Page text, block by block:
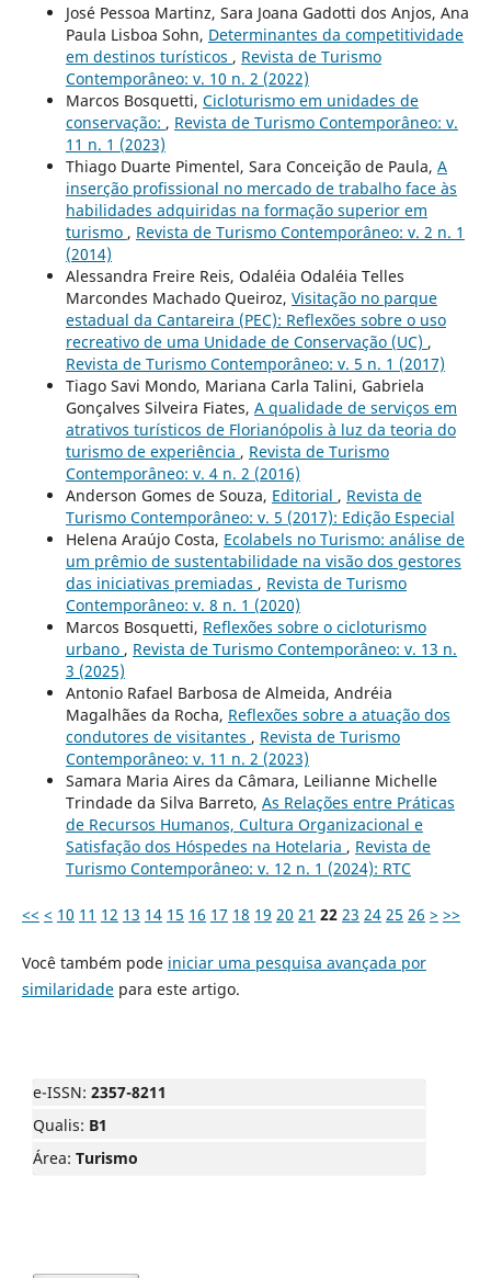
José Pessoa Martinz, Sara Joana Gadotti dos Anjos, Ana
Paula Lisboa Sohn, Determinantes da competitividade
em destinos turísticos , Revista de Turismo
Contemporâneo: v. 10 n. 2 (2022)
Marcos Bosquetti, Cicloturismo em unidades de
conservação: , Revista de Turismo Contemporâneo: v.
11 n. 1 (2023)
Thiago Duarte Pimentel, Sara Conceição de Paula, A
inserção profissional no mercado de trabalho face às
habilidades adquiridas na formação superior em
turismo , Revista de Turismo Contemporâneo: v. 2 n. 1
(2014)
Alessandra Freire Reis, Odaléia Odaléia Telles
Marcondes Machado Queiroz, Visitação no parque
estadual da Cantareira (PEC): Reflexões sobre o uso
recreativo de uma Unidade de Conservação (UC) ,
Revista de Turismo Contemporâneo: v. 5 n. 1 (2017)
Tiago Savi Mondo, Mariana Carla Talini, Gabriela
Gonçalves Silveira Fiates, A qualidade de serviços em
atrativos turísticos de Florianópolis à luz da teoria do
turismo de experiência , Revista de Turismo
Contemporâneo: v. 4 n. 2 (2016)
Anderson Gomes de Souza, Editorial , Revista de
Turismo Contemporâneo: v. 5 (2017): Edição Especial
Helena Araújo Costa, Ecolabels no Turismo: análise de
um prêmio de sustentabilidade na visão dos gestores
das iniciativas premiadas , Revista de Turismo
Contemporâneo: v. 8 n. 1 (2020)
Marcos Bosquetti, Reflexões sobre o cicloturismo
urbano , Revista de Turismo Contemporâneo: v. 13 n.
3 (2025)
Antonio Rafael Barbosa de Almeida, Andréia
Magalhães da Rocha, Reflexões sobre a atuação dos
condutores de visitantes , Revista de Turismo
Contemporâneo: v. 11 n. 2 (2023)
Samara Maria Aires da Câmara, Leilianne Michelle
Trindade da Silva Barreto, As Relações entre Práticas
de Recursos Humanos, Cultura Organizacional e
Satisfação dos Hóspedes na Hotelaria , Revista de
Turismo Contemporâneo: v. 12 n. 1 (2024): RTC
<< < 10 11 12 13 14 15 16 17 18 19 20 21 22 23 24 25 26 > >>
Você também pode iniciar uma pesquisa avançada por
similaridadepara este artigo.
e-ISSN: 2357-8211
Qualis: B1
Área: Turismo